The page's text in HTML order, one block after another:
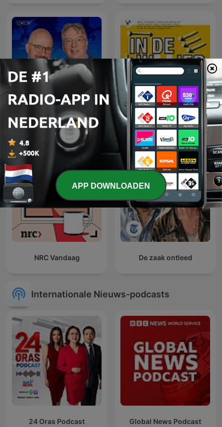
Europa Draait Door In De Waaier
NRC Vandaag De zaak ontleed
Internationale Nieuws-podcasts
24 Oras Podcast Global News Podcast
APP DOWNLOADEN